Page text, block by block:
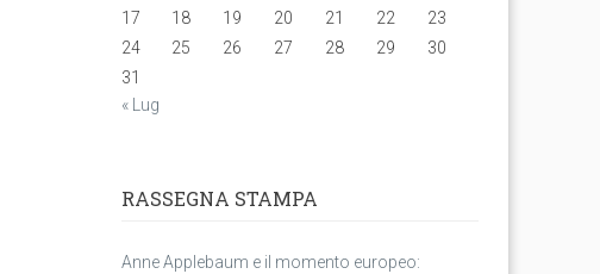
17
18 19 20 21 22
23
24
25 26 27 28 29
30
31
« Lug
RASSEGNA STAMPA
Anne Applebaum e il momento europeo: